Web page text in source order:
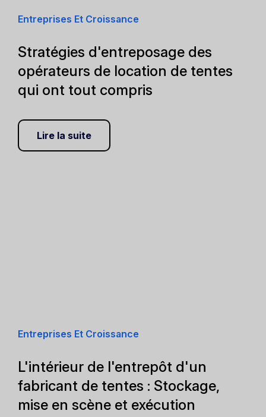
Entreprises Et Croissance
Stratégies d'entreposage des
opérateurs de location de tentes
qui ont tout compris
Lire la suite
Entreprises Et Croissance
L'intérieur de l'entrepôt d'un
fabricant de tentes : Stockage,
mise en scène et exécution